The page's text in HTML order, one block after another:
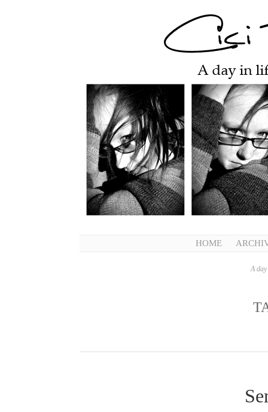
HOME
A